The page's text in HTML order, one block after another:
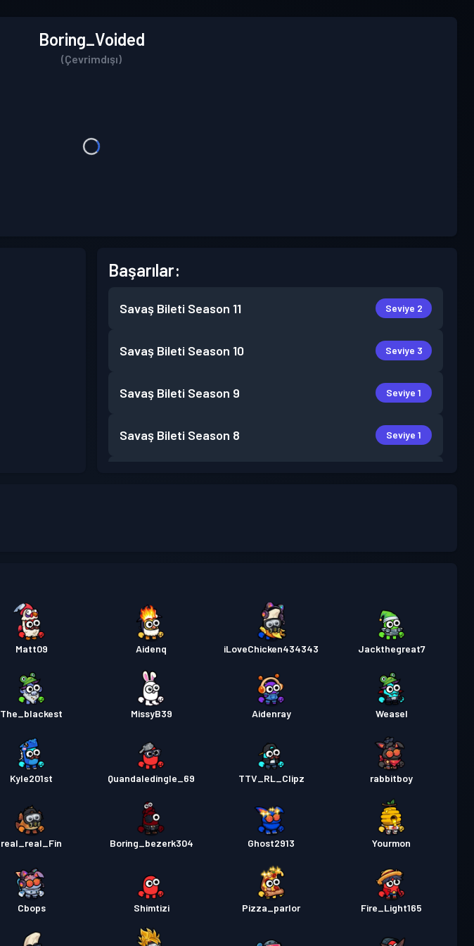
Boring_Voided
(Çevrimdışı)
Başarılar:
Savaş Bileti Season 11 Seviye 2
Savaş Bileti Season 10 Seviye 3
Savaş Bileti Season 9 Seviye 1
Savaş Bileti Season 8 Seviye 1
Savaş Bileti
Savaş Bileti Season 2 Seviye 3
Savaş Bileti Seviye 1
Matt09 Aidenq iLoveChicken434343 Jackthegreat7
The_blackest MissyB39 Aidenray Weasel
Kyle201st Quandaledingle_69 TTV_RL_Clipz rabbitboy
real_real_Fin Boring_bezerk304 Ghost2913 Yourmon
Cbops Shimtizi Pizza_parlor Fire_Light165